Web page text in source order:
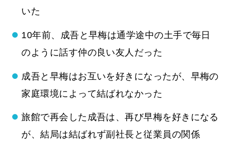
いた
10年前、成吾と早梅は通学途中の土手で毎日
のように話す仲の良い友人だった
成吾と早梅はお互いを好きになったが、早梅の
家庭環境によって結ばれなかった
旅館で再会した成吾は、再び早梅を好きになる
が、結局は結ばれず副社長と従業員の関係